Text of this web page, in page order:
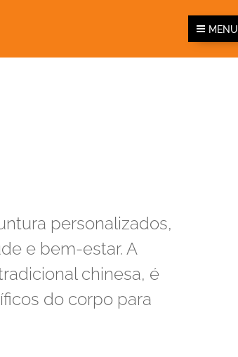
MENU
personalizados,
e bem-estar. A
chinesa, é
do corpo para